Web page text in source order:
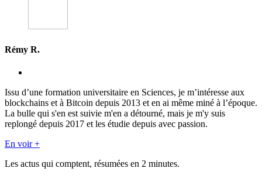
Rémy R.
Issu d’une formation universitaire en Sciences, je m’intéresse aux
blockchains et à Bitcoin depuis 2013 et en ai même miné à l’époque.
La bulle qui s'en est suivie m'en a détourné, mais je m'y suis
replongé depuis 2017 et les étudie depuis avec passion.
En voir +
Les actus qui comptent, résumées en 2 minutes.